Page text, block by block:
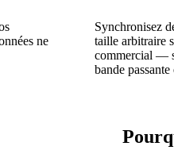
ne
Synchronisez
taille arbitraire
commercial —
bande